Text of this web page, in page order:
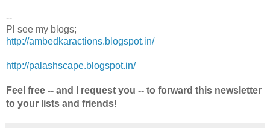
--
Pl see my blogs;
http://ambedkaractions.blogspot.in/
http://palashscape.blogspot.in/
Feel free -- and I request you -- to forward this newsletter
to your lists and friends!